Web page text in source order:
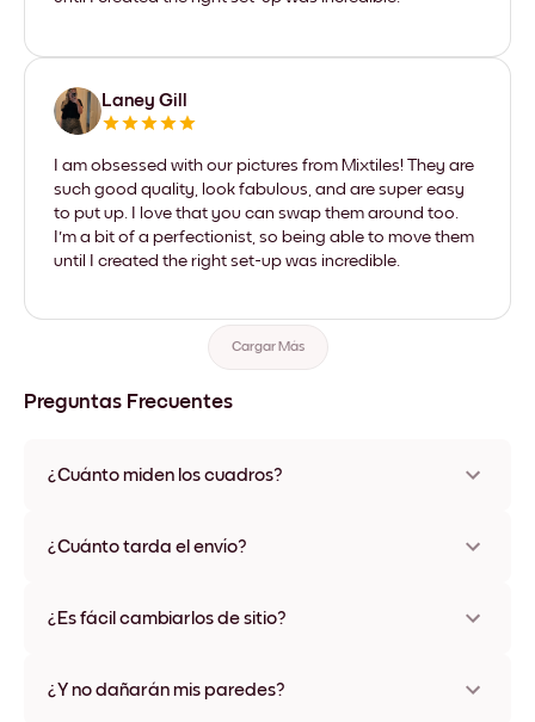
Laney Gill
I am obsessed with our pictures from Mixtiles! They are
such good quality, look fabulous, and are super easy
to put up. I love that you can swap them around too.
I'm a bit of a perfectionist, so being able to move them
until I created the right set-up was incredible.
Cargar Más
Preguntas Frecuentes
¿Cuánto miden los cuadros?
varios materiales y colores de marco, incluidas opciones sin
¿Cuánto tarda el envío?
disponibles en algunos países. Te enviaremos un número de
¿Es fácil cambiarlos de sitio?
ningún daño
¿Y no dañarán mis paredes?